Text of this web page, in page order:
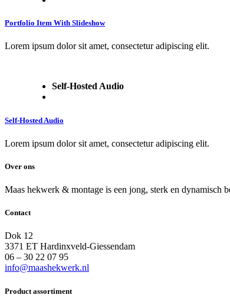
Portfolio Item With Slideshow
Lorem ipsum dolor sit amet, consectetur adipiscing elit.
Self-Hosted Audio
Self-Hosted Audio
Lorem ipsum dolor sit amet, consectetur adipiscing elit.
Over ons
Maas hekwerk & montage is een jong, sterk en
Contact
Dok 12
3371 ET Hardinxveld-Giessendam
06 – 30 22 07 95
info@maashekwerk.nl
Product assortiment